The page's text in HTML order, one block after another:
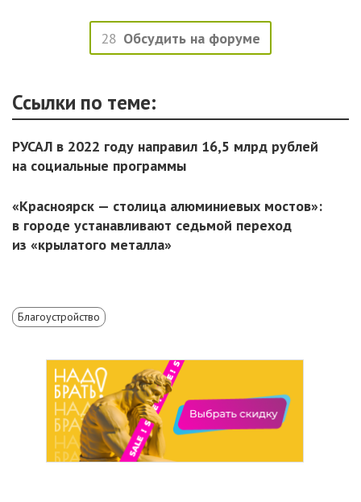
28 Обсудить на форуме
Ссылки по теме:
РУСАЛ в 2022 году направил 16,5 млрд рублей
на социальные программы
«Красноярск — столица алюминиевых мостов»:
в городе устанавливают седьмой переход
из «крылатого металла»
Благоустройство